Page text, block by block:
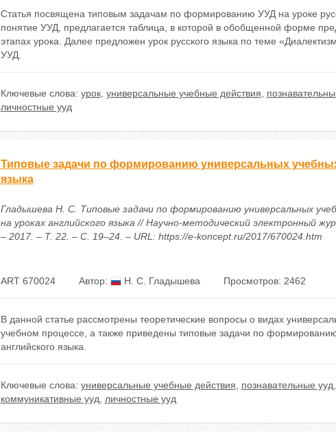
Статья посвящена типовым задачам по формированию УУД на уроке
понятие УУД, предлагается таблица, в которой в обобщенной форме
этапах урока. Далее предложен урок русского языка по теме
УУД.
Ключевые слова: урок, универсальные учебные действия
личностные ууд
Типовые задачи по формированию универсальных
языка
Гладышева Н. С. Типовые задачи по формированию универсальных
на уроках английского языка // Научно-методический электронный
– 2017. – Т. 22. – С. 19–24. – URL: https://e-koncept.ru/2017/670024.htm
ART 670024 Автор: Н. С. Гладышева Просмотров: 2462
В данной статье рассмотрены теоретические вопросы о видах
учебном процессе, а также приведены типовые задачи по
английского языка.
Ключевые слова: универсальные учебные действия познавательные ууд
коммуникативные ууд
личностные ууд